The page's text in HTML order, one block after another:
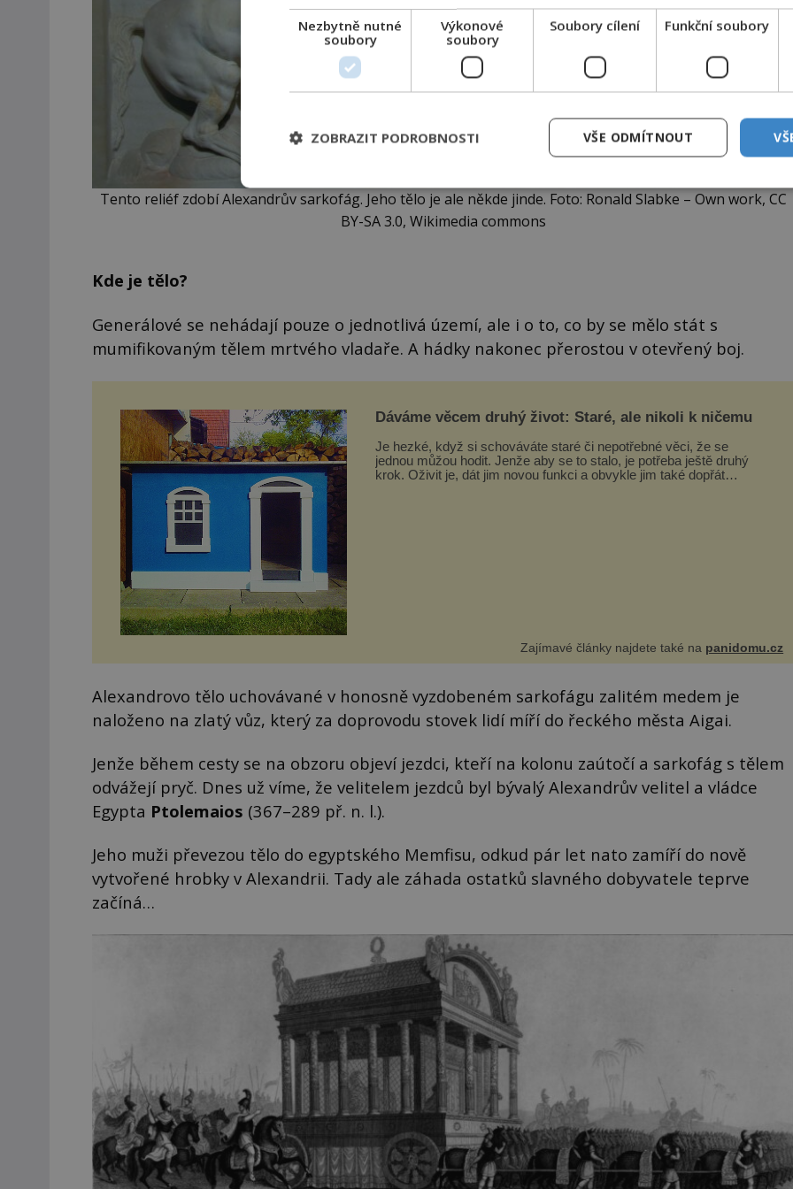
Tento reliéf zdobí Alexandrův sarkofág. Jeho tělo je ale někde jinde. Foto: Ronald Slabke – Own work, CC
BY-SA 3.0, Wikimedia commons
Kde je tělo?
Generálové se nehádají pouze o jednotlivá území, ale i o to, co by se mělo stát s
mumifikovaným tělem mrtvého vladaře. A hádky nakonec přerostou v otevřený boj.
Dáváme věcem druhý život: Staré, ale nikoli k ničemu
Je hezké, když si schováváte staré či nepotřebné věci, že se
jednou můžou hodit. Jenže aby se to stalo, je potřeba ještě druhý
krok. Oživit je, dát jim novou funkci a obvykle jim také dopřát
Zajímavé články najdete také na panidomu.cz
Alexandrovo tělo uchovávané v honosně vyzdobeném sarkofágu zalitém medem je
naloženo na zlatý vůz, který za doprovodu stovek lidí míří do řeckého města Aigai.
Jenže během cesty se na obzoru objeví jezdci, kteří na kolonu zaútočí a sarkofág s tělem
odvážejí pryč. Dnes už víme, že velitelem jezdců byl bývalý Alexandrův velitel a vládce
Egypta Ptolemaios (367–289 př. n. l.).
Jeho muži převezou tělo do egyptského Memfisu, odkud pár let nato zamíří do nově
vytvořené hrobky v Alexandrii. Tady ale záhada ostatků slavného dobyvatele teprve
začíná…
Nezbytně nutné
soubory
Výkonové
soubory
Soubory cílení Funkční soubory
VŠE ODMÍTNOUT
ZOBRAZIT PODROBNOSTI